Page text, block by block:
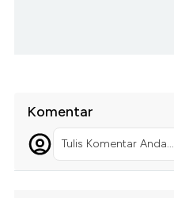
Komentar
Tulis Komentar Anda...